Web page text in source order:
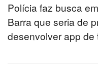
Polícia faz busca
Barra que seria de
desenvolver app